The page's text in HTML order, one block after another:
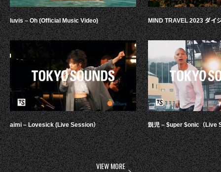
luvis – Oh (Official Music Video)
aimi – Lovesick (Live Session）
MIND TRAVEL 2023 ダイ
鋭児 – $uper $onic（Live
VIEW MORE